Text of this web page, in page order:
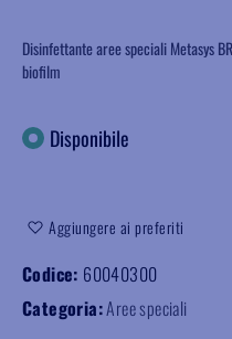
Disinfettante aree speciali Metasys
biofilm
Disponibile
Aggiungere ai preferiti
Codice: 60040300
Categoria:Aree speciali